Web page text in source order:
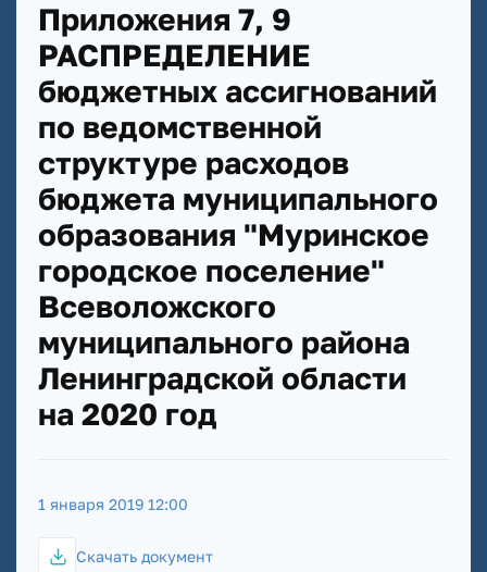
Приложения 7, 9
РАСПРЕДЕЛЕНИЕ
бюджетных ассигнований
по ведомственной
структуре расходов
бюджета муниципального
образования "Муринское
городское поселение"
Всеволожского
муниципального района
Ленинградской области
на 2020 год
1 января 2019 12:00
Скачать документ